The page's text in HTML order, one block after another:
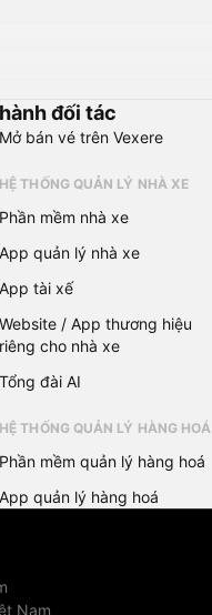
đối tác
Mở bán vé trên Vexere
HỆ THỐNG QUẢN LÝ NHÀ XE
Phần mềm nhà xe
App quản lý nhà xe
App tài xế
Website / App thương hiệu
riêng cho nhà xe
Tổng đài AI
HỆ THỐNG QUẢN LÝ HÀNG HOÁ
Phần mềm quản lý hàng hoá
App quản lý hàng hoá
Nam